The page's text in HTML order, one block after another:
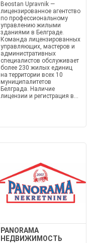
Beostan Upravnik —
лицензированное агентство
по профессиональному
управлению жилыми
зданиями в Белграде.
Команда лицензированных
управляющих, мастеров и
административных
специалистов обслуживает
более 230 жилых единиц
на территории всех 10
муниципалитетов
Белграда. Наличие
лицензии и регистрация в...
PANORAMA
НЕДВИЖИМОСТЬ